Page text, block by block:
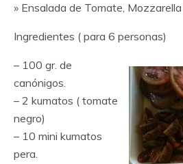
» Ensalada de Tomate,
Ingredientes ( para 6 personas)
– 100 gr. de
canónigos.
– 2 kumatos ( tomate
negro)
– 10 mini kumatos
pera.